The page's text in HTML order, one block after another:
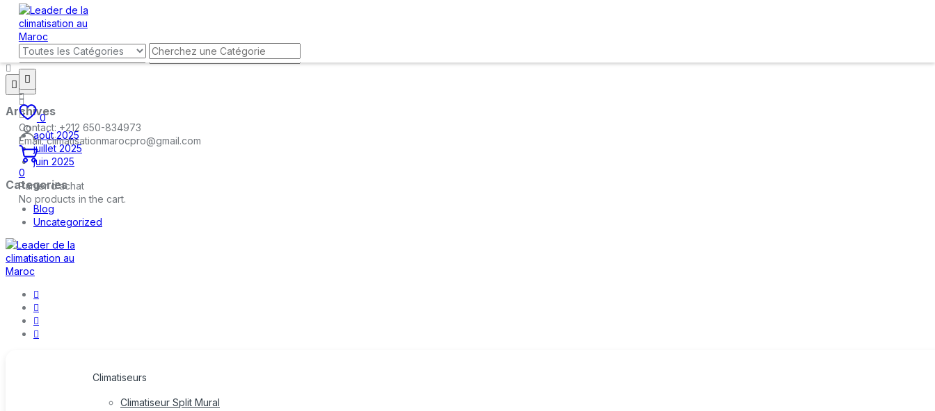
Archives
août 2025
juillet 2025
juin 2025
Categories
Blog
Uncategorized
Contact: +212 650-834973
Email:climatisationmarocpro@gmail.com
Climatiseurs
Climatiseur Split Mural
0
0
Panier d’achat
No products in the cart.